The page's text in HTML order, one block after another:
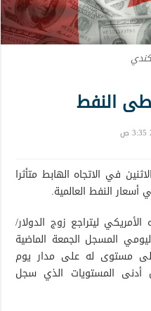
النفط
في الاتجاه الهابط متأثرا
أسعار النفط العالمية.
ليتراجع زوج الدولار/
الإغلاق اليومي المسجل الجمعة الماضية
أعلى مستوى له على مدار يوم
عند 1.2634 مقابل أدنى المستويات الذي سجل